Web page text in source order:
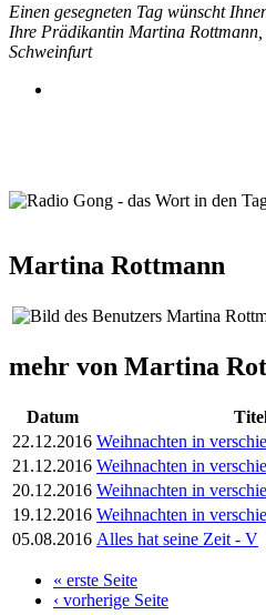
Einen gesegneten Tag wünscht
Ihre Prädikantin Martina Rottmann,
Schweinfurt
Martina Rottmann
mehr von Martina
Datum
22.12.2016 Weihnachten in
21.12.2016 Weihnachten in
20.12.2016 Weihnachten in
19.12.2016 Weihnachten in
05.08.2016 Alles hat seine Zeit - V
Seiten« erste Seite
‹ vorherige Seite